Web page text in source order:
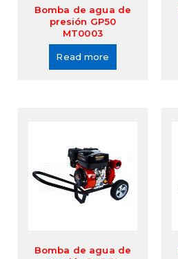
Bomba de agua de
presión GP50
MT0003
Read more
Bomba de agua de